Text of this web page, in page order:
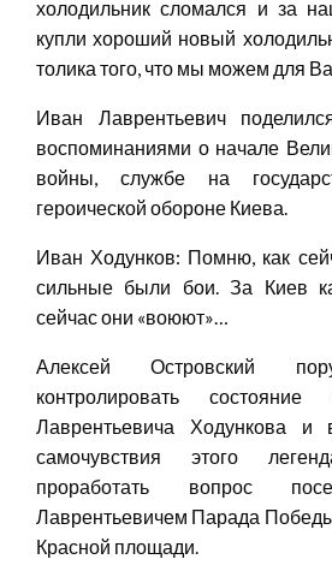
холодильник сломался и за
купли хороший новый
толика того, что мы можем для
Иван Лаврентьевич
воспоминаниями о начале
войны, службе на
героической обороне Киева.
Иван Ходунков: Помню, как
сильные были бои. За Киев
сейчас они «воюют»…
Алексей Островский
контролировать
Лаврентьевича Ходункова и
самочувствия этого
проработать вопрос
Лаврентьевичем Парада
Красной площади.